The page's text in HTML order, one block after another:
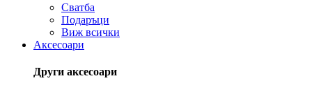
Сватба
Подаръци
Виж всички
Аксесоари
Други аксесоари